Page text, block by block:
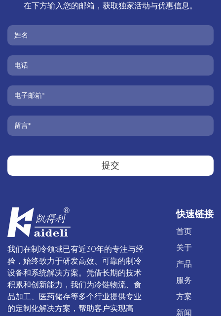
在下方输入您的邮箱，获取独家活动与优惠信息。
提交
我们在制冷领域已有近30年的专注与经
验，始终致力于研发高效、可靠的制冷
设备和系统解决方案。凭借长期的技术
积累和创新能力，我们为冷链物流、食
品加工、医药储存等多个行业提供专业
的定制化解决方案，帮助客户实现高
快速链接
首页
关于
产品
服务
方案
新闻